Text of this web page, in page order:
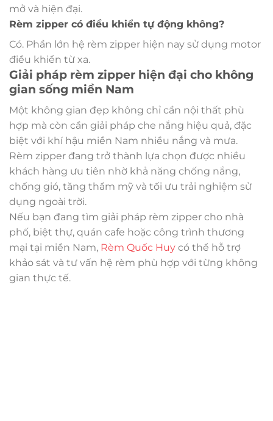
mở và hiện đại.
Rèm zipper có điều khiển tự động không?
Có. Phần lớn hệ rèm zipper hiện nay sử dụng motor
điều khiển từ xa.
Giải pháp rèm zipper hiện đại cho không
gian sống miền Nam
Một không gian đẹp không chỉ cần nội thất phù
hợp mà còn cần giải pháp che nắng hiệu quả, đặc
biệt với khí hậu miền Nam nhiều nắng và mưa.
Rèm zipper đang trở thành lựa chọn được nhiều
khách hàng ưu tiên nhờ khả năng chống nắng,
chống gió, tăng thẩm mỹ và tối ưu trải nghiệm sử
dụng ngoài trời.
Nếu bạn đang tìm giải pháp rèm zipper cho nhà
phố, biệt thự, quán cafe hoặc công trình thương
mại tại miền Nam, Rèm Quốc Huy có thể hỗ trợ
khảo sát và tư vấn hệ rèm phù hợp với từng không
gian thực tế.